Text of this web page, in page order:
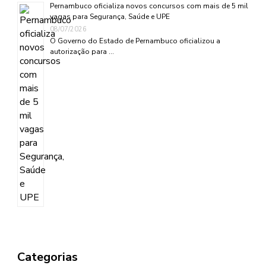
Pernambuco oficializa novos concursos com mais de 5 mil
vagas para Segurança, Saúde e UPE
08/07/2026
O Governo do Estado de Pernambuco oficializou a
autorização para …
Categorias